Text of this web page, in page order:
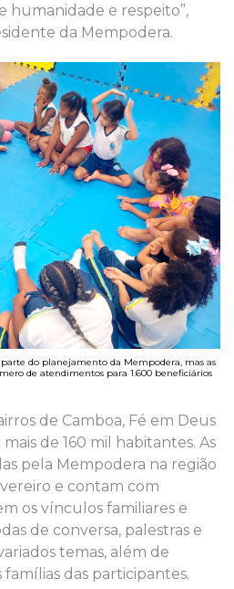
humanidade e respeito”,
da Mempodera.
do planejamento da Mempodera, mas as
de atendimentos para 1.600 beneficiários
de Camboa, Fé em Deus
de 160 mil habitantes. As
pela Mempodera na região
e contam com
os vínculos familiares e
de conversa, palestras e
temas, além de
das participantes.